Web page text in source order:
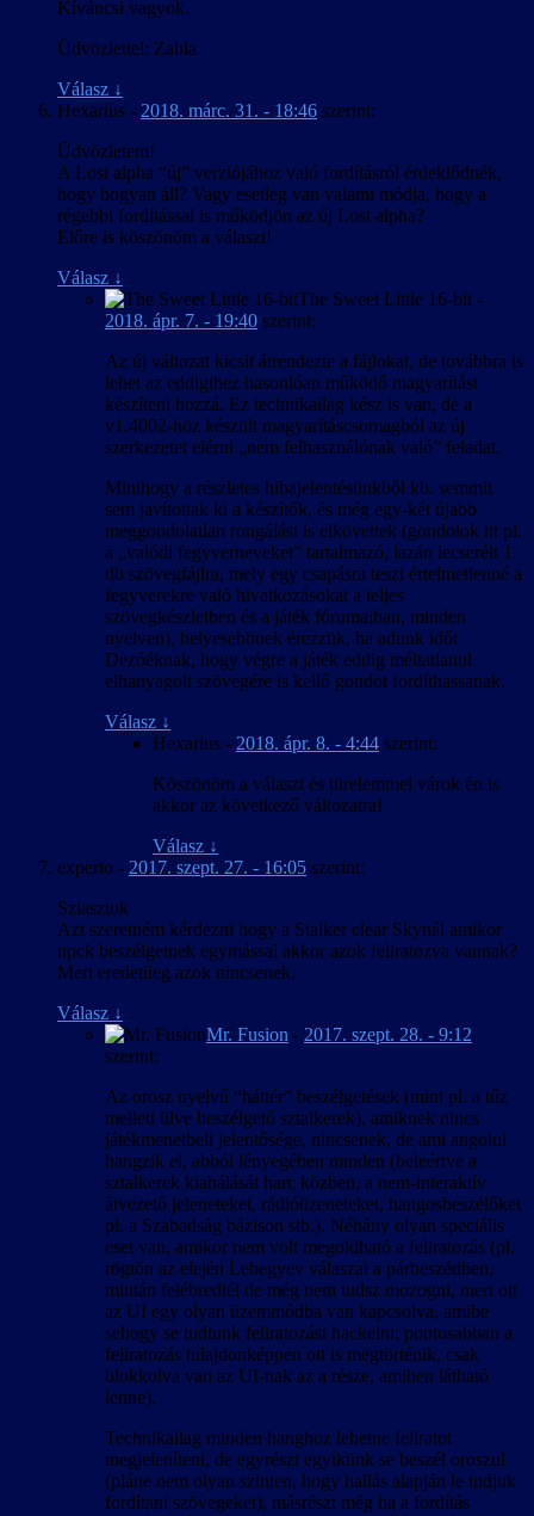
Kíváncsi vagyok.
Üdvözlettel: Zabla
Válasz ↓
Hexarius - 2018. márc. 31. - 18:46 szerint:
Üdvözletem!
A Lost alpha “új” verziójához való fordításról érdeklődnék,
hogy hogyan áll? Vagy esetleg van valami módja, hogy a
régebbi fordítással is működjön az új Lost alpha?
Előre is köszönöm a választ!
Válasz ↓
The Sweet Little 16-bit -
2018. ápr. 7. - 19:40 szerint:
Az új változat kicsit átrendezte a fájlokat, de továbbra is
lehet az eddigihez hasonlóan működő magyarítást
készíteni hozzá. Ez technikailag kész is van, de a
v1.4002-höz készült magyarításcsomagból az új
szerkezetet elérni „nem felhasználónak való” feladat.
Minthogy a részletes hibajelentésünkből kb. semmit
sem javítottak ki a készítők, és még egy-két újabb
meggondolatlan rongálást is elkövettek (gondolok itt pl.
a „valódi fegyverneveket” tartalmazó, lazán lecserélt 1
db szövegfájlra, mely egy csapásra teszi értelmetlenné a
fegyverekre való hivatkozásokat a teljes
szövegkészletben és a játék fórumaiban, minden
nyelven), helyesebbnek érezzük, ha adunk időt
Dezóéknak, hogy végre a játék eddig méltatlanul
elhanyagolt szövegére is kellő gondot fordíthassanak.
Válasz ↓
Hexarius - 2018. ápr. 8. - 4:44 szerint:
Köszönöm a választ és türelemmel várok én is
akkor az következő változatra!
Válasz ↓
experto - 2017. szept. 27. - 16:05 szerint:
Sziasztok
Azt szeretném kérdezni hogy a Stalker clear Skynál amikor
npck beszélgetnek egymással akkor azok feliratozva vannak?
Mert eredetileg azok nincsenek.
Válasz ↓
Mr. Fusion - 2017. szept. 28. - 9:12
szerint:
Az orosz nyelvű “háttér” beszélgetések (mint pl. a tűz
mellett ülve beszélgető sztalkerek), amiknek nincs
játékmenetbeli jelentősége, nincsenek, de ami angolul
hangzik el, abból lényegében minden (beleértve a
sztalkerek kiabálását harc közben, a nem-interaktív
átvezető jeleneteket, rádióüzeneteket, hangosbeszélőket
pl. a Szabadság bázison stb.). Néhány olyan speciális
eset van, amikor nem volt megoldható a feliratozás (pl.
rögtön az elején Lebegyev válaszai a párbeszédben,
miután felébredtél de még nem tudsz mozogni, mert ott
az UI egy olyan üzemmódba van kapcsolva, amibe
sehogy se tudtunk feliratozást hackelni; pontosabban a
feliratozás tulajdonképpen ott is megtörténik, csak
blokkolva van az UI-nak az a része, amiben látható
lenne).
Technikailag minden hanghoz lehetne feliratot
megjeleníteni, de egyrészt egyikünk se beszél oroszul
(pláne nem olyan szinten, hogy hallás alapján le tudjuk
fordítani szövegeket), másrészt még ha a fordítás